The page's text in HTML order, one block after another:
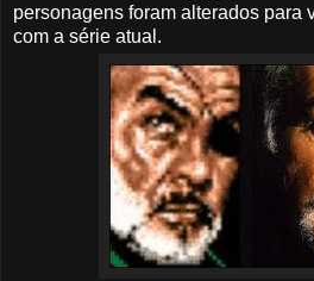
personagens foram alterados para
com a série atual.